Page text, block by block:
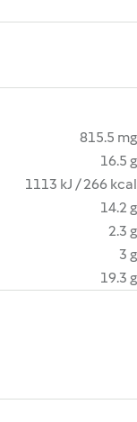
815.5 mg
16.5 g
1113 kJ / 266 kcal
14.2 g
2.3 g
3 g
19.3 g